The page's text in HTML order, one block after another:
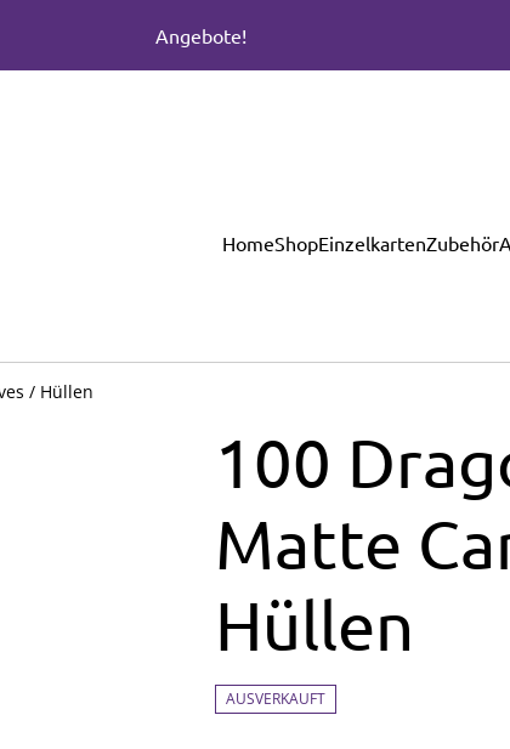
Angebote!
HomeShopEinzelkartenZubehör
/ Hüllen
100
Matte
Hüllen
AUSVERKAUFT